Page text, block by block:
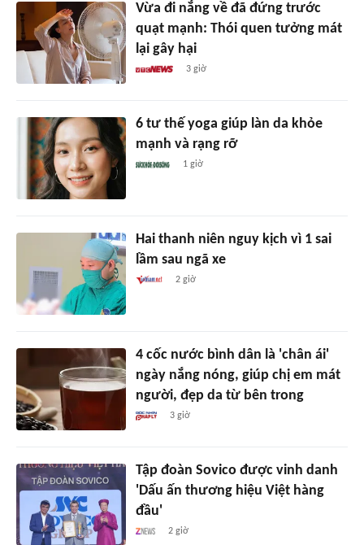
Vừa đi nắng về đã đứng trước
quạt mạnh: Thói quen tưởng mát
lại gây hại
3 giờ
6 tư thế yoga giúp làn da khỏe
mạnh và rạng rỡ
1 giờ
Hai thanh niên nguy kịch vì 1 sai
lầm sau ngã xe
2 giờ
4 cốc nước bình dân là 'chân ái'
ngày nắng nóng, giúp chị em mát
người, đẹp da từ bên trong
3 giờ
Tập đoàn Sovico được vinh danh
'Dấu ấn thương hiệu Việt hàng
đầu'
2 giờ